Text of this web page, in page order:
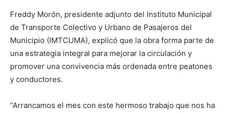
Freddy Morón, presidente adjunto del Instituto Municipal
de Transporte Colectivo y Urbano de Pasajeros del
Municipio (IMTCUMA), explicó que la obra forma parte de
una estrategia integral para mejorar la circulación y
promover una convivencia más ordenada entre peatones
y conductores.
“Arrancamos el mes con este hermoso trabajo que nos ha